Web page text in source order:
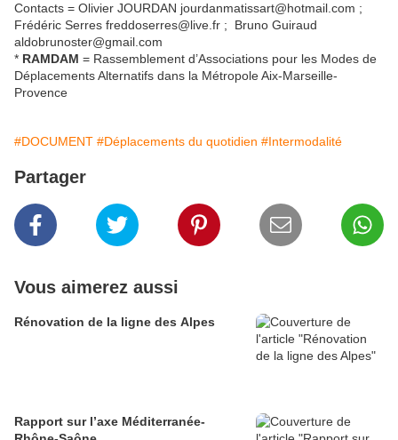
Contacts = Olivier JOURDAN jourdanmatissart@hotmail.com ;
Frédéric Serres freddoserres@live.fr ; Bruno Guiraud
aldobrunoster@gmail.com
* RAMDAM = Rassemblement d’Associations pour les Modes de
Déplacements Alternatifs dans la Métropole Aix-Marseille-
Provence
#DOCUMENT #Déplacements du quotidien #Intermodalité
Partager
Vous aimerez aussi
Rénovation de la ligne des Alpes
Rapport sur l’axe Méditerranée-